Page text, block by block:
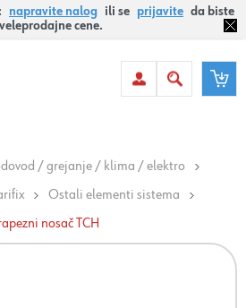
napravite nalog ili se prijavite da biste
cene.
/ grejanje / klima / elektro
Ostali elementi sistema
nosač TCH